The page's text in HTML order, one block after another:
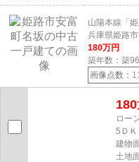
山陽本線「
兵庫県姫路
180万円
築年数：築
画像点数：
180
ロー
5ＤＫ
建物
土地